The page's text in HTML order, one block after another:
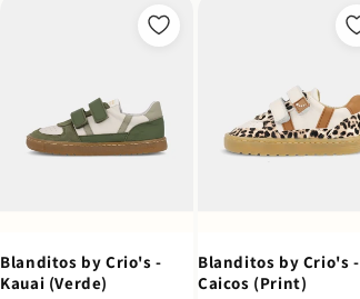
Blanditos by Crio's -
Kauai (Verde)
Blanditos by Crio's -
Caicos (Print)